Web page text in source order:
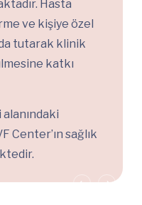
Hasta
ve kişiye özel
tutarak klinik
katkı
Center’ın sağlık